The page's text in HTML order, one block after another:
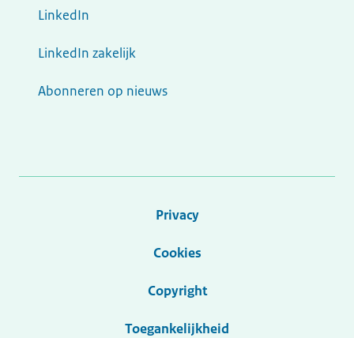
LinkedIn
LinkedIn zakelijk
Abonneren op nieuws
Privacy
Cookies
Copyright
Toegankelijkheid